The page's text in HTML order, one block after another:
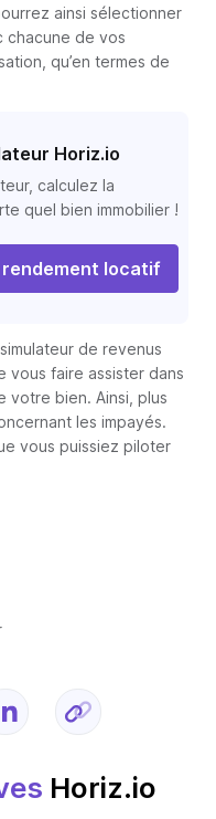
ainsi sélectionner
chacune de vos
qu’en termes de
Horiz.io
calculez la
quel bien immobilier !
locatif
de revenus
vous faire assister dans
votre bien. Ainsi, plus
les impayés.
vous puissiez piloter
Horiz.io